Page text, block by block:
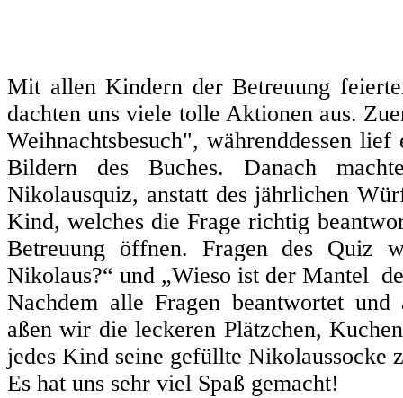
Mit allen Kindern der Betreuung
dachten uns viele tolle Aktionen aus.
Weihnachtsbesuch", währenddessen
Bildern des Buches. Danach
Nikolausquiz, anstatt des jährlichen
Kind, welches die Frage richtig
Betreuung öffnen. Fragen des Quiz
Nikolaus?“ und „Wieso ist der Mantel
Nachdem alle Fragen beantwortet
aßen wir die leckeren Plätzchen,
jedes Kind seine gefüllte Nikolaussocke
Es hat uns sehr viel Spaß gemacht!